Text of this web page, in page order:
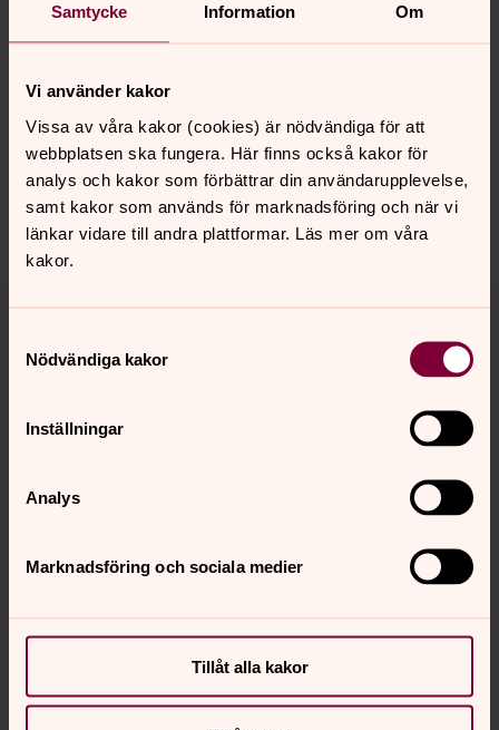
Samtycke Information Om
Vi använder kakor
Vissa av våra kakor (cookies) är nödvändiga för att
webbplatsen ska fungera. Här finns också kakor för
analys och kakor som förbättrar din användarupplevelse,
samt kakor som används för marknadsföring och när vi
länkar vidare till andra plattformar. Läs mer om våra
kakor.
Nödvändiga kakor
Inställningar
Analys
Marknadsföring och sociala medier
Tillåt alla kakor
http://www.abecitakonst.se/kontakt/hitta-hit/
Kalender
Hitta snabbt